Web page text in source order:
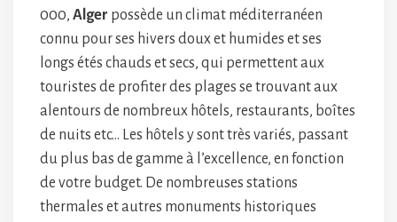
000, Alger possède un climat méditerranéen
connu pour ses hivers doux et humides et ses
longs étés chauds et secs, qui permettent aux
touristes de profiter des plages se trouvant aux
alentours de nombreux hôtels, restaurants, boîtes
de nuits etc… Les hôtels y sont très variés, passant
du plus bas de gamme à l’excellence, en fonction
de votre budget. De nombreuses stations
thermales et autres monuments historiques